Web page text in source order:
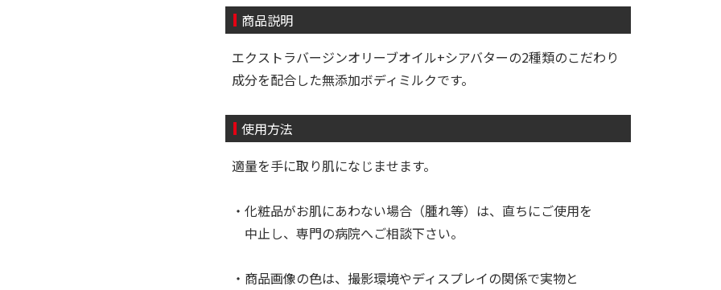
商品説明
エクストラバージンオリーブオイル+シアバターの2種類のこだわり
成分を配合した無添加ボディミルクです。
使用方法
適量を手に取り肌になじませます。
・化粧品がお肌にあわない場合（腫れ等）は、直ちにご使用を
中止し、専門の病院へご相談下さい。
・商品画像の色は、撮影環境やディスプレイの関係で実物と